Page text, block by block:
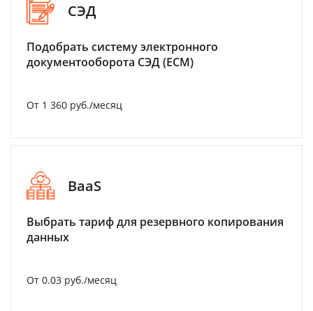
СЭД
Подобрать систему электронного
документооборота СЭД (ECM)
От 1 360 руб./месяц
BaaS
Выбрать тариф для резервного копирования
данных
От 0.03 руб./месяц